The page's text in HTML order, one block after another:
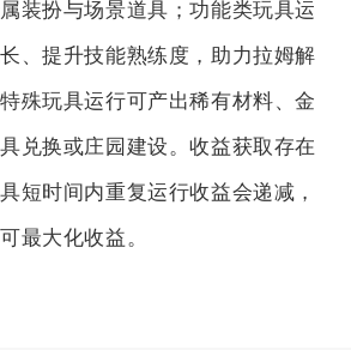
装扮与场景道具；功能类玩具运
、提升技能熟练度，助力拉姆解
殊玩具运行可产出稀有材料、金
兑换或庄园建设。收益获取存在
短时间内重复运行收益会递减，
最大化收益。